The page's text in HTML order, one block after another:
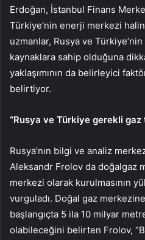
Erdoğan, İstanbul Finans
Türkiye’nin enerji merkezi
uzmanlar, Rusya ve
kaynaklara sahip olduğuna
yaklaşımının da belirleyici
belirtiyor.
“Rusya ve Türkiye gerekli gaz
Rusya’nın bilgi ve analiz
Aleksandr Frolov da doğalgaz
merkezi olarak kurulmasının
vurguladı. Doğal gaz
başlangıçta 5 ila 10 milyar
olabileceğini belirten Frolov,